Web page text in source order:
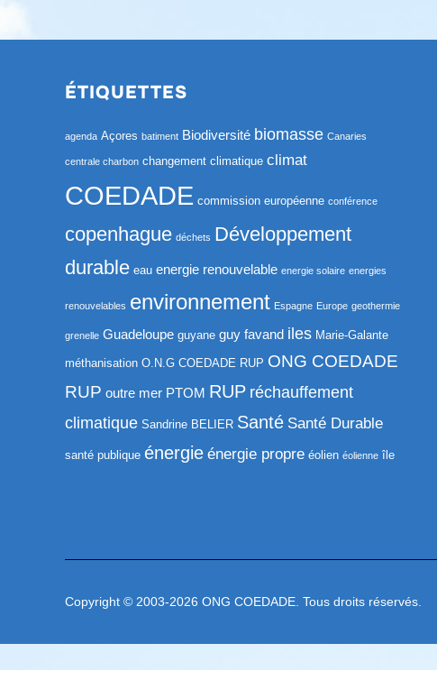
ÉTIQUETTES
agenda Açores batiment Biodiversité biomasse Canaries
centrale charbon changement climatique climat
COEDADE commission européenne conférence
copenhague déchets Développement
durable eau energie renouvelable energie solaire energies
renouvelables environnement Espagne Europe geothermie
grenelle Guadeloupe guyane guy favand iles Marie-Galante
méthanisation O.N.G COEDADE RUP ONG COEDADE
RUP outre mer PTOM RUP réchauffement
climatique Sandrine BELIER Santé Santé Durable
santé publique énergie énergie propre éolien éolienne île
Copyright © 2003-2026 ONG COEDADE. Tous droits réservés.